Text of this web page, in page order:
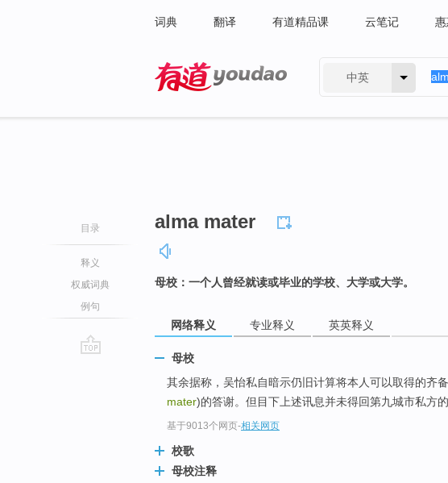
词典 翻译 有道精品课 云笔记
中英
目录
释义
权威词典
例句
alma mater
母校：一个人曾经就读或毕业的学校、大学或大学。
网络释义 专业释义 英英释义
母校
其余据称，吴怡私自暗示仍旧计算将本人可以取得的齐
mater)的答谢。但目下上述讯息并未得回第九城市私方的
基于9013个网页-相关网页
校歌
母校注释